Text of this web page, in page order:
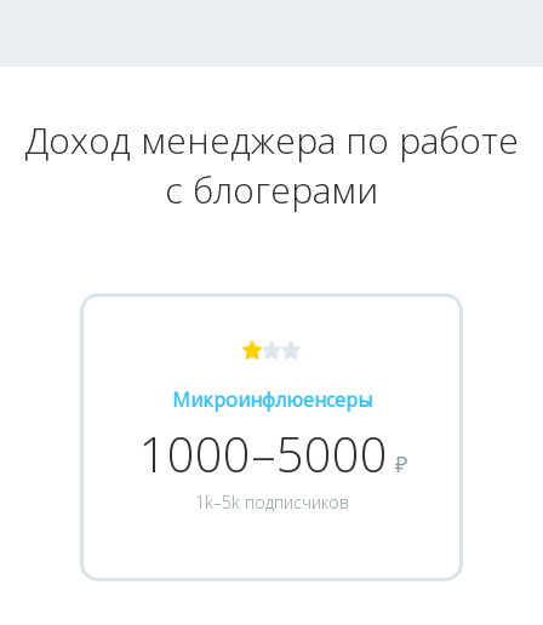
Доход менеджера по работе
с блогерами
Микроинфлюенсеры
1000–5000 ₽
1k–5k подписчиков